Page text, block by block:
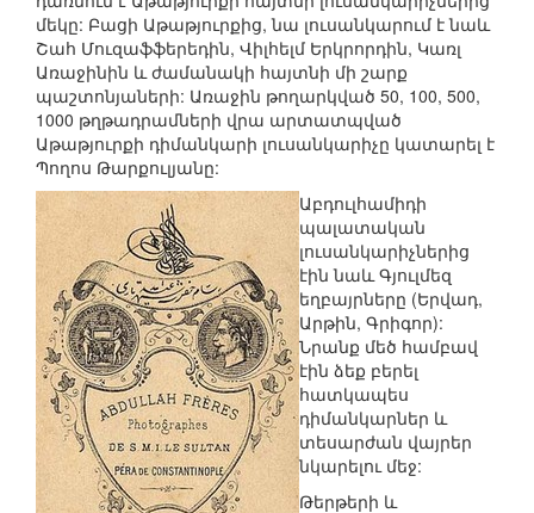
մեկը: Բացի Աթաթյուրքից, նա լուսանկարում է նաև
Շահ Մուզաֆֆերեդին, Վիլհելմ Երկրորդին, Կառլ
Առաջինին և ժամանակի հայտնի մի շարք
պաշտոնյաների: Առաջին թողարկված 50, 100, 500,
1000 թղթադրամների վրա արտատպված
Աթաթյուրքի դիմանկարի լուսանկարիչը կատարել է
Պողոս Թարքուլյանը:
Աբդուլհամիդի
պալատական
լուսանկարիչներից
էին նաև Գյուլմեզ
եղբայրները (Երվադ,
Արթին, Գրիգոր):
Նրանք մեծ համբավ
էին ձեք բերել
հատկապես
դիմանկարներ և
տեսարժան վայրեր
նկարելու մեջ:
Թերթերի և